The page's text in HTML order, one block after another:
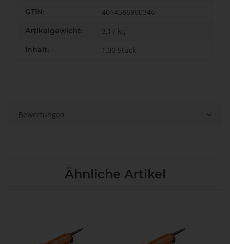
GTIN: 4014586900346
Artikelgewicht: 3,17 kg
Inhalt: 1,00 Stück
Bewertungen
Ähnliche Artikel